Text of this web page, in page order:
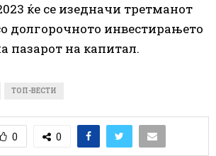
ќе се изедначи третманот
долгорочното инвестирањето
пазарот на капитал.
ТОП-ВЕСТИ
0 0